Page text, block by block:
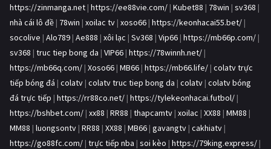
https://zinmanga.net | https://ee88vie.com/ | Kubet88 | 78win | sv368 |
nhà cái lô đề | 78win | xoilac tv | xoso66 | https://keonhacai55.bet/ |
socolive | Alo789 | Ae888 | xôi lạc | Sv368 | Vip66 | https://mb66p.com/ |
sv368 | truc tiep bong da | VIP66 | https://78winnh.net/ |
https://mb66q.com/ | Xoso66 | MB66 | https://mb66.life/ | colatv trực
tiếp bóng đá | colatv | colatv truc tiep bong da | colatv | colatv bóng
đá trực tiếp | https://rr88co.net/ | https://tylekeonhacai.futbol/ |
https://bshbet.com/ | xx88 | RR88 | thapcamtv | xoilac | XX88 | MM88 |
MM88 | luongsontv | RR88 | XX88 | MB66 | gavangtv | cakhiatv |
https://go88fc.com/ | trực tiếp nba | soi kèo | https://79king.express/ |